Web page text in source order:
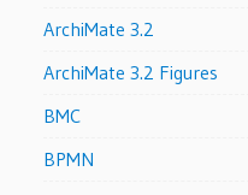
ArchiMate 3.2
ArchiMate 3.2 Figures
BMC
BPMN